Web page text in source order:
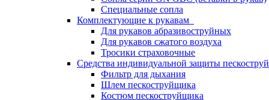
Специальные сопла
Комплектующие к рукавам
Для рукавов абразивоструйных
Для рукавов сжатого воздуха
Тросики страховочные
Средства индивидуальной защиты
Фильтр для дыхания
Шлем пескоструйщика
Костюм пескоструйщика